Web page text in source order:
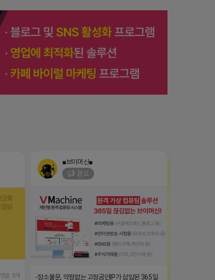
댓글: 0개
■브이머신■
광고
-장소불문, 약정없는 고정공인IP가 삽입된 365일